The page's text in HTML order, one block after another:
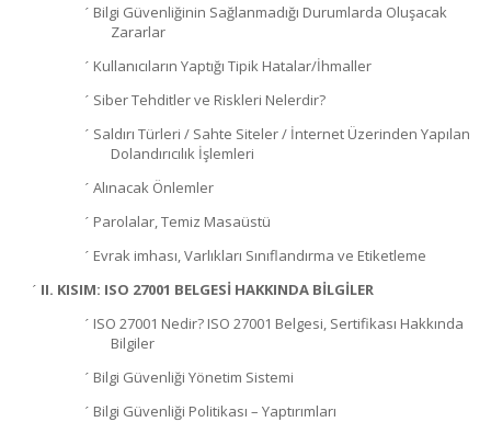
´ Bilgi Güvenliğinin Sağlanmadığı Durumlarda Oluşacak
Zararlar
´ Kullanıcıların Yaptığı Tipik Hatalar/İhmaller
´ Siber Tehditler ve Riskleri Nelerdir?
´ Saldırı Türleri / Sahte Siteler / İnternet Üzerinden Yapılan
Dolandırıcılık İşlemleri
´ Alınacak Önlemler
´ Parolalar, Temiz Masaüstü
´ Evrak imhası, Varlıkları Sınıflandırma ve Etiketleme
´ II. KISIM: ISO 27001 BELGESİ HAKKINDA BİLGİLER
´ ISO 27001 Nedir? ISO 27001 Belgesi, Sertifikası Hakkında
Bilgiler
´ Bilgi Güvenliği Yönetim Sistemi
´ Bilgi Güvenliği Politikası – Yaptırımları